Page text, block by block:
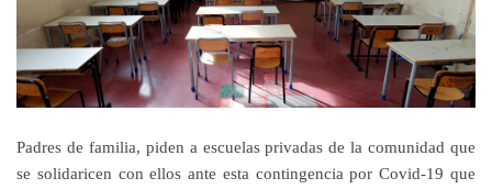
Padres de familia, piden a escuelas privadas de la comunidad que
se solidaricen con ellos ante esta contingencia por Covid-19 que